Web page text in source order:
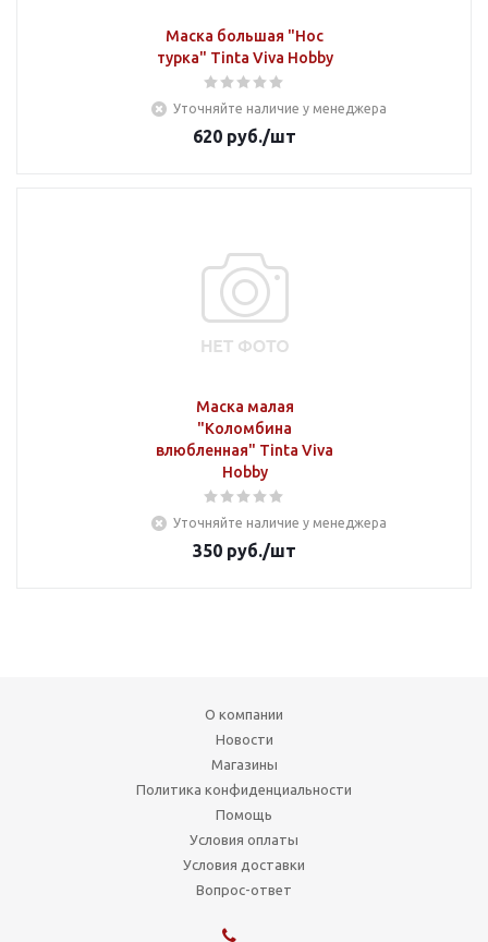
Маска большая "Нос
турка" Tinta Viva Hobby
Уточняйте наличие у менеджера
620 руб./шт
Маска малая
"Коломбина
влюбленная" Tinta Viva
Hobby
Уточняйте наличие у менеджера
350 руб./шт
О компании
Новости
Магазины
Политика конфиденциальности
Помощь
Условия оплаты
Условия доставки
Вопрос-ответ